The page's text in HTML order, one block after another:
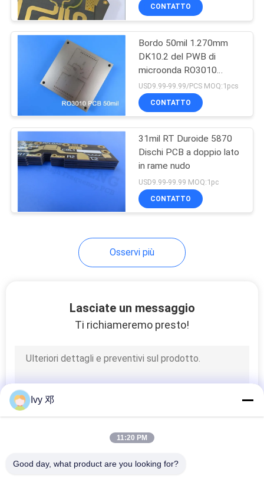
CONTATTO
Bordo 50mil 1.270mm
DK10.2 del PWB di
microonda RO3010
Rogers per gli
amplificatori di potenza
USD9.99-99.99/PCS MOQ:1pcs
CONTATTO
31mil RT Duroide 5870
Dischi PCB a doppio lato
in rame nudo
USD9.99-99.99 MOQ:1pc
CONTATTO
Osservi più
Lasciate un messaggio
Ti richiameremo presto!
Ivy 邓
11:20 PM
Good day, what product are you looking for?